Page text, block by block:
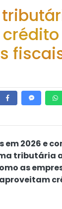
em 2026 e
tributária
as
aproveitam